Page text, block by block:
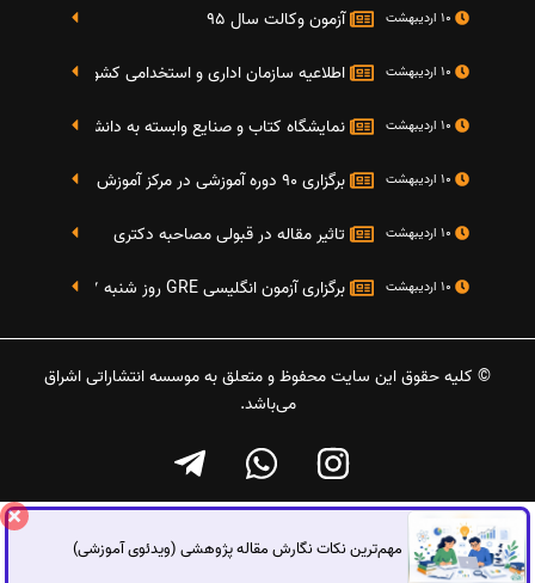
آزمون وکالت سال 95
اطلاعیه سازمان اداری و استخدامی کشور در خصوص
نمایشگاه کتاب و صنایع وابسته به دانشگاه صنعتی شریف 4 الی 8 مهر
برگزاری 90 دوره آموزشی در مرکز آموزش فرهنگی دانشگاه علامه
تاثیر مقاله در قبولی مصاحبه دکتری
برگزاری آزمون انگلیسی GRE روز شنبه 27 شهریور(مقارن با 17 سپتامبر 2016)
© کلیه حقوق این سایت محفوظ و متعلق به موسسه انتشاراتی اشراق
می‌باشد.
مهم‌ترین نکات نگارش مقاله پژوهشی (ویدئوی آموزشی)
گفتگوی آنلاین